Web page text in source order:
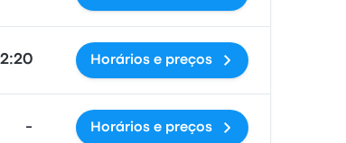
Horários e preços
- Horários e preços